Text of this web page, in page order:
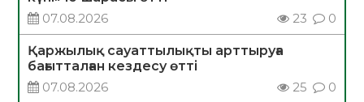
07.08.2026
23 0
Қаржылық сауаттылықты арттыруға
бағытталған кездесу өтті
07.08.2026
25 0